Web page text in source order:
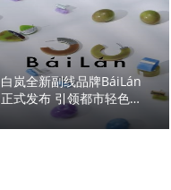
白岚全新副线品牌BáiLán
正式发布 引领都市轻色彩